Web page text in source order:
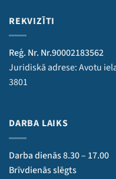
REKVIZĪTI
Reģ. Nr. Nr.90002183562
Juridiskā adrese: Avotu
3801
DARBA LAIKS
Darba dienās 8.30 – 17.00
Brīvdienās slēgts